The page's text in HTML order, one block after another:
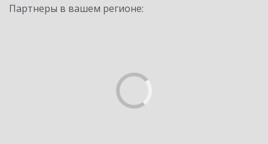
Партнеры в вашем регионе: